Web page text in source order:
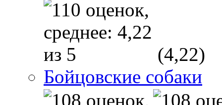
(4,22)
Бойцовские собаки